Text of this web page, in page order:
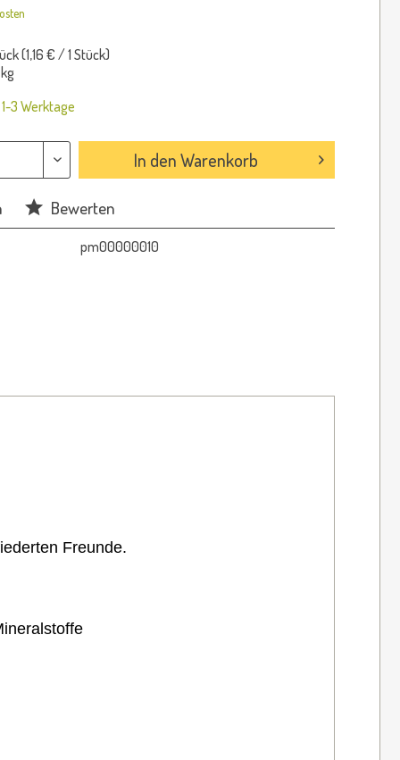
(1,16 € / 1 Stück)
3 Werktage
In denWarenkorb
Bewerten
pm00000010
Freunde.